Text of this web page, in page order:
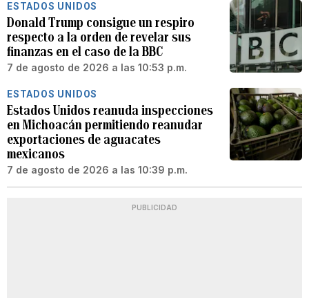
ESTADOS UNIDOS
Donald Trump consigue un respiro
respecto a la orden de revelar sus
finanzas en el caso de la BBC
7 de agosto de 2026 a las 10:53 p.m.
ESTADOS UNIDOS
Estados Unidos reanuda inspecciones
en Michoacán permitiendo reanudar
exportaciones de aguacates
mexicanos
7 de agosto de 2026 a las 10:39 p.m.
PUBLICIDAD